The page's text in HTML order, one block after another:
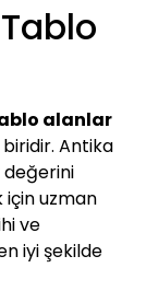
alanlar
Antika
değerini
uzman
ve
iyi şekilde